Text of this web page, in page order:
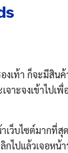
งเท้า ก็จะมีสิน
จาะจงเข้าไปเ
เว็บไซต์มากที่สุ
ไปแล้วเจอหน้า